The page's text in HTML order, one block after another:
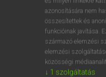
ige wallow
grovel
flounder
roll about
azonosítására nem
összesítettek és
funkcióinak javítása.
származó elemzési
elemzési
közösségi
↓ 1 szolgáltatás